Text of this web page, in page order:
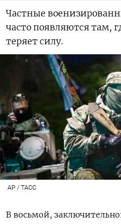
Частные
часто появляются там,
теряет силу.
AP / ТАСС
В восьмой,